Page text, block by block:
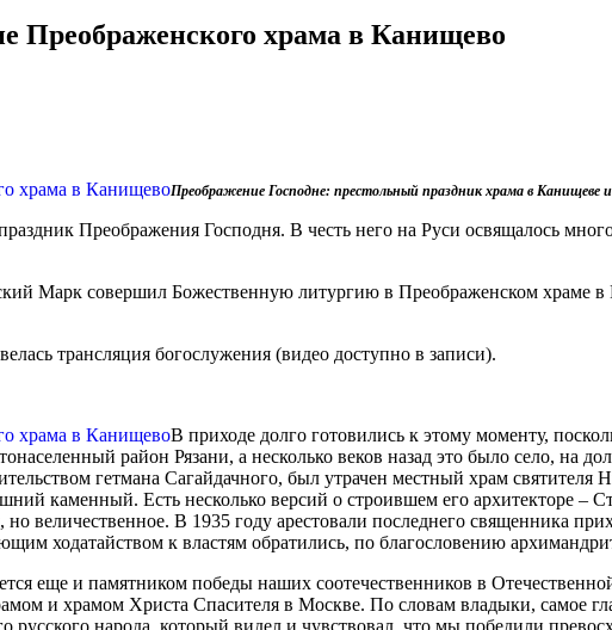
Преображенского храма в Канищево
Преображение Господне: престольный праздник храма в Канищеве и
Преображения Господня. В честь него на Руси освящалось
Марк совершил Божественную литургию в Преображенском храме
трансляция богослужения (видео доступно в записи).
В приходе долго готовились к этому моменту,
район Рязани, а несколько веков назад это было село, на
гетмана Сагайдачного, был утрачен местный храм святителя
каменный. Есть несколько версий о строившем его архитекторе –
величественное. В 1935 году арестовали последнего священника
ходатайством к властям обратились, по благословению
еще и памятником победы наших соотечественников в
и храмом Христа Спасителя в Москве. По словам владыки, самое